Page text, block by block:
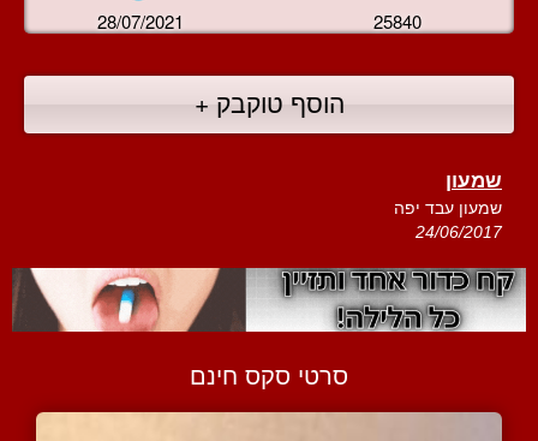
28/07/2021 25840
הוסף טוקבק +
שמעון
שמעון עבד יפה
24/06/2017
סרטי סקס חינם